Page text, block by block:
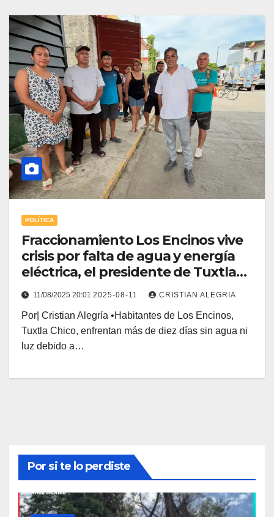
POLÍTICA
Fraccionamiento Los Encinos vive
crisis por falta de agua y energía
eléctrica, el presidente de Tuxtla
Chico los dejó abandonados
11/08/2025 20:01 2025-08-11 CRISTIAN ALEGRIA
Por| Cristian Alegría •Habitantes de Los Encinos,
Tuxtla Chico, enfrentan más de diez días sin agua ni
luz debido a…
Por si te lo perdiste